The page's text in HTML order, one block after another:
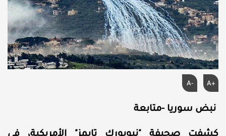
A+
A-
نبض سوريا -متابعة